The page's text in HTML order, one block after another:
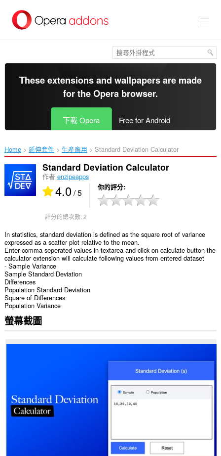
區
These extensions and wallpapers are made
for theOpera browser.
下載 Opera Free for Android
Home 延伸套件 生產應用 Standard Deviation Calculator‎
Standard Deviation Calculator
作者 enzipeapps
4.0/ 5 你的評分
評分的總次數:2
In statistics, standard deviation is defined as the square root of variance
expressed as a scatter plot relative to the mean.
Enter comma seperated values in textarea and click on calculate button the
calculator extension will calculate following values from entered dataset
- Sample Variance
Sample Standard Deviation
Differences
Population Standard Deviation
Square of Differences
Population Variance
螢幕截圖